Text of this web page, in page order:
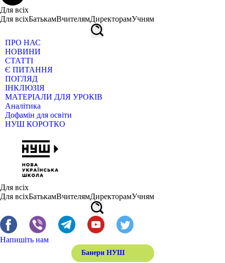
Для всіх
Для всіхБатькамВчителямДиректорамУчням
ПРО НАС
НОВИНИ
СТАТТІ
Є ПИТАННЯ
ПОГЛЯД
ІНКЛЮЗІЯ
МАТЕРІАЛИ ДЛЯ УРОКІВ
Аналітика
Дофамін для освіти
НУШ КОРОТКО
Для всіх
Для всіхБатькамВчителямДиректорамУчням
Напишіть нам
Банери НУШ